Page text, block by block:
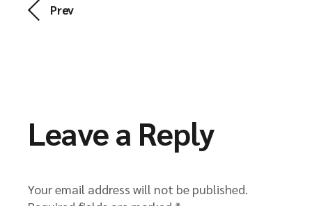
Prev
Leave a Reply
Your email address will not be published.